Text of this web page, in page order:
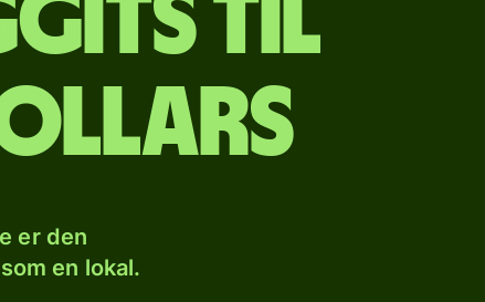
til
er den
en lokal.